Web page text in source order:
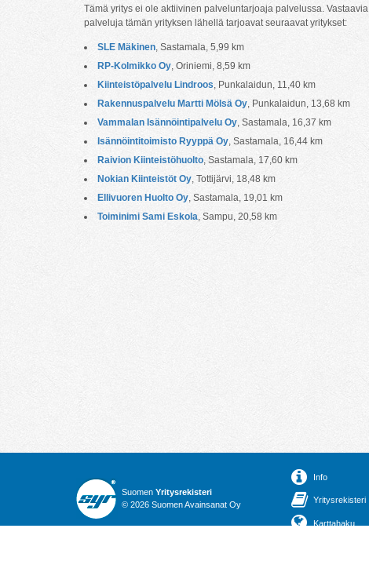
Tämä yritys ei ole aktiivinen palveluntarjoaja palvelussa. Vastaavia
palveluja tämän yrityksen lähellä tarjoavat seuraavat yritykset:
SLE Mäkinen, Sastamala, 5,99 km
RP-Kolmikko Oy, Oriniemi, 8,59 km
Kiinteistöpalvelu Lindroos, Punkalaidun, 11,40 km
Rakennuspalvelu Martti Mölsä Oy, Punkalaidun, 13,68 km
Vammalan Isännöintipalvelu Oy, Sastamala, 16,37 km
Isännöintitoimisto Ryyppä Oy, Sastamala, 16,44 km
Raivion Kiinteistöhuolto, Sastamala, 17,60 km
Nokian Kiinteistöt Oy, Tottijärvi, 18,48 km
Ellivuoren Huolto Oy, Sastamala, 19,01 km
Toiminimi Sami Eskola, Sampu, 20,58 km
Suomen Yritysrekisteri
© 2026 Suomen Avainsanat Oy
Info
Yritysrekisteri
Karttahaku